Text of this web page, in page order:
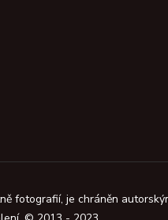
fotografií, je chráněn